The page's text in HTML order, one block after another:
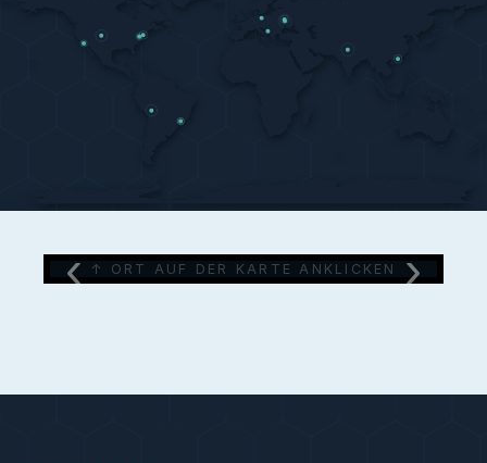
Freiberuflicher Kameramann / DoP –
Dokumentar- & Spielfilm, Musikvideo,
Projektmanagement
↑ ORT AUF DER KARTE ANKLICKEN
‹ ›